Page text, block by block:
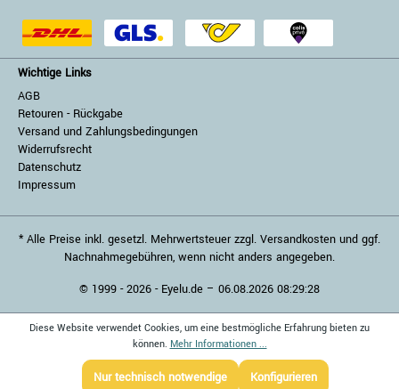
Wichtige Links
AGB
Retouren - Rückgabe
Versand und Zahlungsbedingungen
Widerrufsrecht
Datenschutz
Impressum
* Alle Preise inkl. gesetzl. Mehrwertsteuer zzgl. Versandkosten und ggf.
Nachnahmegebühren, wenn nicht anders angegeben.
© 1999 - 2026 - Eyelu.de – 06.08.2026 08:29:28
Diese Website verwendet Cookies, um eine bestmögliche Erfahrung bieten zu
können. Mehr Informationen ...
Nur technisch notwendige Konfigurieren